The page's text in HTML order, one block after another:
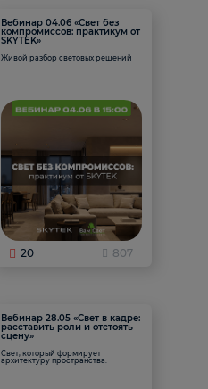
Вебинар 04.06 «Свет без
компромиссов: практикум от
SKYTEK»
Живой разбор световых решений
20 807
Вебинар 28.05 «Свет в кадре:
расставить роли и отстоять
сцену»
Свет, который формирует
архитектуру пространства.